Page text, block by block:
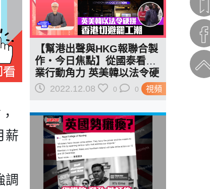
薪
調
視頻
【幫港出聲與HKG報聯合製
作‧今日焦點】從國泰看工
業行動角力 英美韓以法令硬
拼 香港切避罷工潮
2022.12.08 0 0